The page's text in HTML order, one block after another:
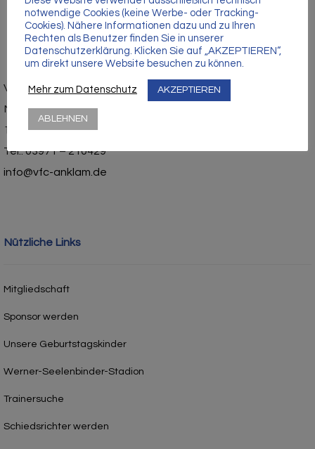
Vorpommerscher Fußballclub Anklam e.V.
Mühlenstraße 1
17389 Anklam
Tel.: 03971 – 210429
info@vfc-anklam.de
Nützliche Links
Mitgliedschaft
Sponsor werden
Unsere Geburtstagskinder
Werner-Seelenbinder-Stadion
Trainersuche
Schiedsrichter werden
notwendige Cookies (keine Werbe- oder Tracking-
Cookies). Nähere Informationen dazu und zu Ihren
Rechten als Benutzer finden Sie in unserer
Datenschutzerklärung. Klicken Sie auf „AKZEPTIEREN“,
um direkt unsere Website besuchen zu können.
Mehr zum Datenschutz AKZEPTIEREN
ABLEHNEN